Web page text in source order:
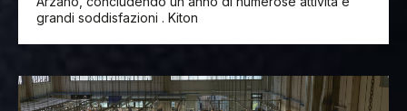
grandi soddisfazioni . Kiton